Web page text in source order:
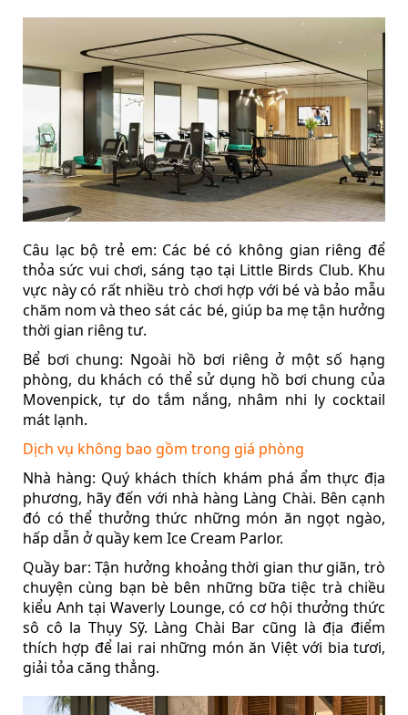
Câu lạc bộ trẻ em: Các bé có không gian riêng để
thỏa sức vui chơi, sáng tạo tại Little Birds Club. Khu
vực này có rất nhiều trò chơi hợp với bé và bảo mẫu
chăm nom và theo sát các bé, giúp ba mẹ tận hưởng
thời gian riêng tư.
Bể bơi chung: Ngoài hồ bơi riêng ở một số hạng
phòng, du khách có thể sử dụng hồ bơi chung của
Movenpick, tự do tắm nắng, nhâm nhi ly cocktail
mát lạnh.
Dịch vụ không bao gồm trong giá phòng
Nhà hàng: Quý khách thích khám phá ẩm thực địa
phương, hãy đến với nhà hàng Làng Chài. Bên cạnh
đó có thể thưởng thức những món ăn ngọt ngào,
hấp dẫn ở quầy kem Ice Cream Parlor.
Quầy bar: Tận hưởng khoảng thời gian thư giãn, trò
chuyện cùng bạn bè bên những bữa tiệc trà chiều
kiểu Anh tại Waverly Lounge, có cơ hội thưởng thức
sô cô la Thụy Sỹ. Làng Chài Bar cũng là địa điểm
thích hợp để lai rai những món ăn Việt với bia tươi,
giải tỏa căng thẳng.